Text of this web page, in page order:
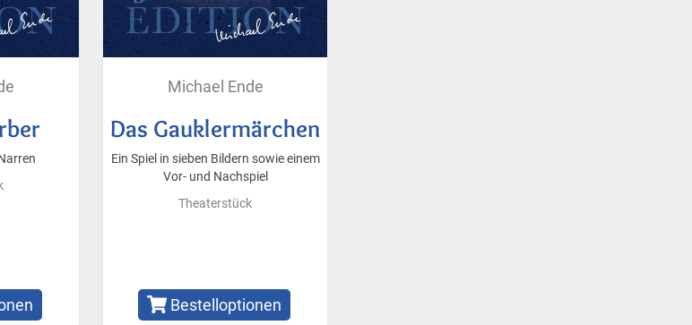
Michael Ende
Das Gauklermärchen
Ein Spiel in sieben Bildern sowie einem
Vor- und Nachspiel
Theaterstück
Bestelloptionen